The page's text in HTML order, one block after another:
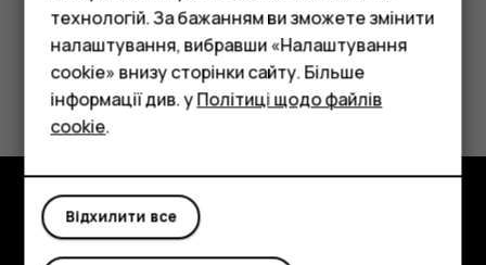
Фічерфони
Аксесуари
Планшети
Це було для вас корисним?
Так
Огляд
технологій. За бажанням ви зможете змінити
налаштування, вибравши «Налаштування
cookie» внизу сторінки сайту. Більше
інформації див. уПолітиці щодо файлів
cookie.
Відхилити все